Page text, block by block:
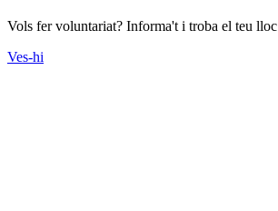
Vols fer voluntariat? Informa't i troba el teu lloc
Ves-hi